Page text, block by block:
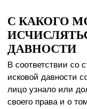
С КАКОГО
ДАВНОСТИ
В соответствии со
исковой давности
лицо узнало или
своего права и о